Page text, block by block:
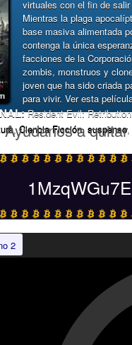
virtuales con el fin de
Mientras la plaga
base masiva alimentada
contenga la única
facciones de la
zombis, monstruos y
joven que ha sido criada
para vivir. Ver esta
Resident Evil:
, Ciencia Ficción, suspenso,
Ayudanos a
2